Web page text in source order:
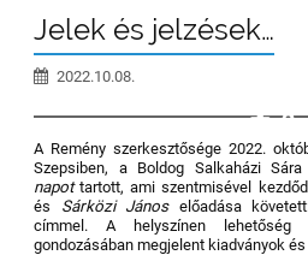
Jelek és jelzések…
2022.10.08.
2
A Remény szerkesztősége 2022.
Szepsiben, a Boldog Salkaházi Sára
napottartott, ami szentmisével
és Sárközi Jánoselőadása
címmel. A helyszínen
gondozásában megjelent kiadványok